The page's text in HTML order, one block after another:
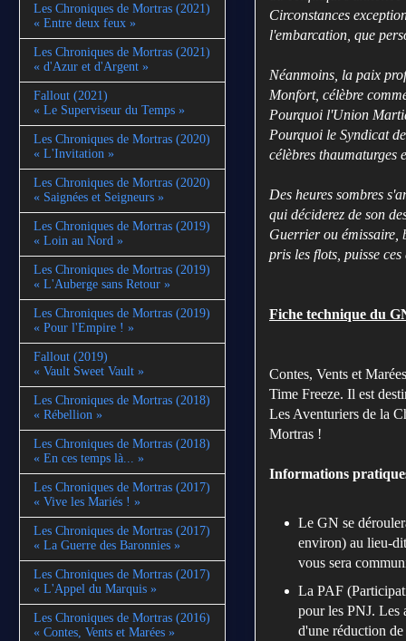
Circonstances
l'embarcation, que
Néanmoins, la paix
Monfort, célèbre
Pourquoi l'Union
Pourquoi le Syndicat
célèbres thaumaturges
Des heures sombres
qui déciderez de son
Guerrier ou émissaire,
pris les flots, puisse
Fiche technique du
Contes, Vents et
Time Freeze. Il est
Les Aventuriers de la
Mortras !
Informations
Le GN se
environ) au lieu-
vous sera
La PAF
pour les PNJ. Les
d'une réduction
Les Chroniques de Mortras (2021)
« Entre deux feux »
Les Chroniques de Mortras (2021)
« d'Azur et d'Argent »
Fallout (2021)
« Le Superviseur du Temps »
Les Chroniques de Mortras (2020)
« L'Invitation »
Les Chroniques de Mortras (2020)
« Saignées et Seigneurs »
Les Chroniques de Mortras (2019)
« Loin au Nord »
Les Chroniques de Mortras (2019)
« L'Auberge sans Retour »
Les Chroniques de Mortras (2019)
« Pour l'Empire ! »
Fallout (2019)
« Vault Sweet Vault »
Les Chroniques de Mortras (2018)
« Rébellion »
Les Chroniques de Mortras (2018)
« En ces temps là... »
Les Chroniques de Mortras (2017)
« Vive les Mariés ! »
Les Chroniques de Mortras (2017)
« La Guerre des Baronnies »
Les Chroniques de Mortras (2017)
« L'Appel du Marquis »
Les Chroniques de Mortras (2016)
« Contes, Vents et Marées »